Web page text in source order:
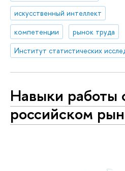
искусственный интеллект
компетенции
рынок труда
Навыки работы
российском